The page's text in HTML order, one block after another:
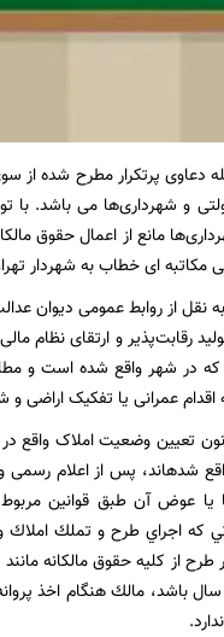
دعاوی پرتکرار مطرح شده از
و شهرداری‌ها می باشد. با
مانع از اعمال حقوق
مکاتبه ای خطاب به شهردار
اقدام عمرانی یا تفکیک اراضی
طرح از كليه حقوق مالكانه
صورتي كه كمتر از ۵ سال باشد، مالك